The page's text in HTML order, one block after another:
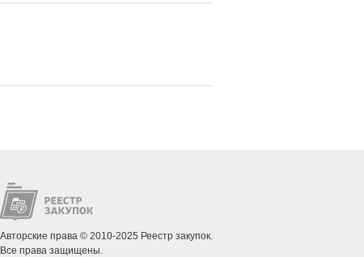
Авторские права © 2010-2025 Реестр закупок.
Все права защищены.